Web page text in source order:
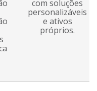
com soluções
personalizáveis
e ativos
próprios.